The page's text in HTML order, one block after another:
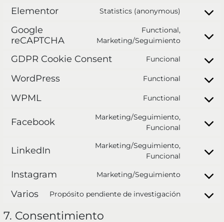
Elementor Statistics (anonymous)
Google
reCAPTCHA
Functional,
Marketing/Seguimiento
GDPR Cookie Consent Funcional
WordPress Functional
WPML Functional
Facebook
Marketing/Seguimiento,
Funcional
LinkedIn
Marketing/Seguimiento,
Funcional
Instagram Marketing/Seguimiento
Varios Propósito pendiente de investigación
7. Consentimiento